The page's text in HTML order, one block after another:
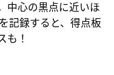
中心の黒点に近いほ
記録すると、得点板
も！